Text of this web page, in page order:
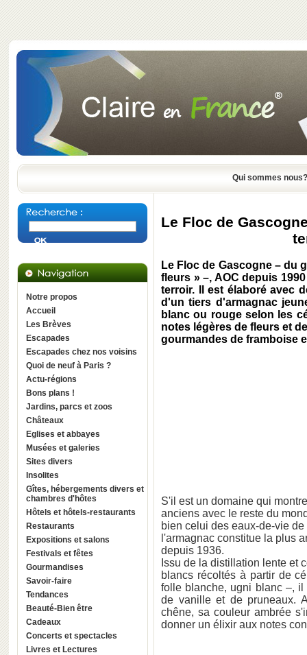
Qui sommes nous?
Notre propos
Accueil
Les Brèves
Escapades
Escapades chez nos voisins
Quoi de neuf à Paris ?
Actu-régions
Bons plans !
Jardins, parcs et zoos
Châteaux
Eglises et abbayes
Musées et galeries
Sites divers
Insolites
Gîtes, hébergements divers et
chambres d'hôtes
Hôtels et hôtels-restaurants
Restaurants
Expositions et salons
Festivals et fêtes
Gourmandises
Savoir-faire
Tendances
Beauté-Bien être
Cadeaux
Concerts et spectacles
Livres et Lectures
Le Floc de
Le Floc de Gascogne – du
fleurs » –, AOC depuis
terroir. Il est élaboré avec
d'un tiers d'armagnac
blanc ou rouge selon les
notes légères de fleurs et
gourmandes de framboise
S'il est un domaine qui
anciens avec le reste du
bien celui des eaux-de-vie
l'armagnac constitue la plus
depuis 1936.
Issu de la distillation lente et
blancs récoltés à partir de
folle blanche, ugni blanc –,
de vanille et de pruneaux.
chêne, sa couleur ambrée
donner un élixir aux notes